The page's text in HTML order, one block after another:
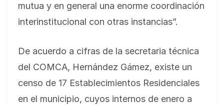
mutua y en general una enorme coordinación
interinstitucional con otras instancias”.
De acuerdo a cifras de la secretaria técnica
del COMCA, Hernández Gámez, existe un
censo de 17 Establecimientos Residenciales
en el municipio, cuyos internos de enero a